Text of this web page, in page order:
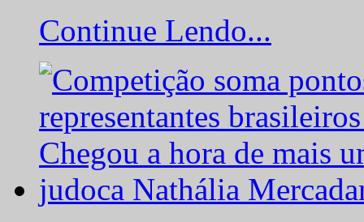
Continue Lendo...